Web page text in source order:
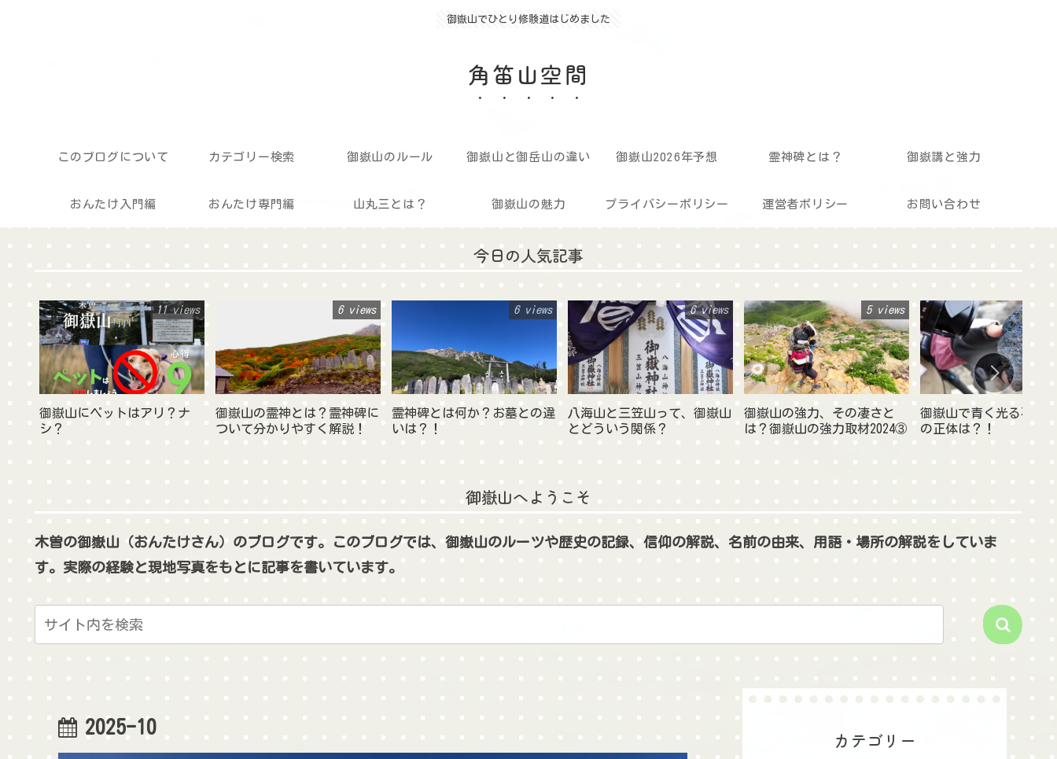
御嶽山でひとり修験道はじめました
角笛山空間
このブログについて カテゴリー検索 御嶽山のルール 御嶽山と御岳山の違い 御嶽山2026年予想 霊神碑とは？ 御嶽講と強力
おんたけ入門編 おんたけ専門編 山丸三とは？ 御嶽山の魅力 プライバシーポリシー 運営者ポリシー お問い合わせ
今日の人気記事
御嶽山にペットはアリ？ナ
シ？
11 views
御嶽山の霊神とは？霊神碑に
ついて分かりやすく解説！
6 views
霊神碑とは何か？お墓との違
いは？！
6 views
八海山と三笠山って、御嶽山
とどういう関係？
6 views
御嶽山の強力、その凄さと
は？御嶽山の強力取材2024③
5 views
御嶽山で青く光る石発
の正体は？！
御嶽山へようこそ
木曽の御嶽山（おんたけさん）のブログです。このブログでは、御嶽山のルーツや歴史の記録、信仰の解説、名前の由来、用語・場所の解説をしていま
す。実際の経験と現地写真をもとに記事を書いています。
2025-10
カテゴリー